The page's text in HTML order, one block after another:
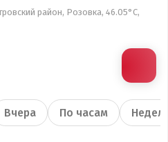
район, Розовка, 46.05°С,
Вчера По часам